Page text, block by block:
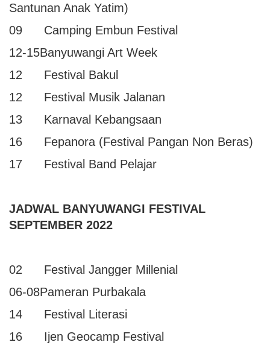
Santunan Anak Yatim)
09 Camping Embun Festival
12-15Banyuwangi Art Week
12 Festival Bakul
12 Festival Musik Jalanan
13 Karnaval Kebangsaan
16 Fepanora (Festival Pangan Non Beras)
17 Festival Band Pelajar
JADWAL BANYUWANGI FESTIVAL
SEPTEMBER 2022
02 Festival Jangger Millenial
06-08Pameran Purbakala
14 Festival Literasi
16 Ijen Geocamp Festival